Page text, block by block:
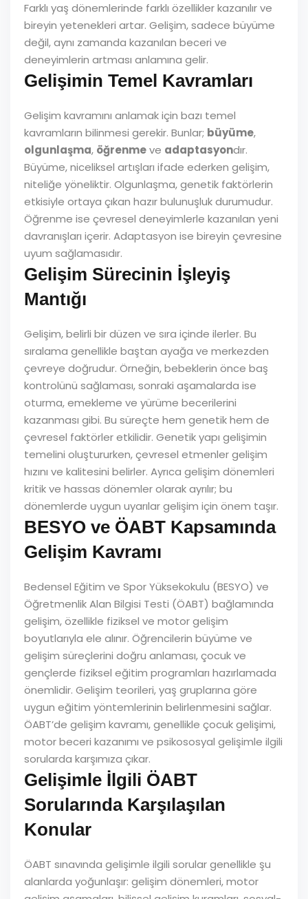
Farklı yaş dönemlerinde farklı özellikler kazanılır ve
bireyin yetenekleri artar. Gelişim, sadece büyüme
değil, aynı zamanda kazanılan beceri ve
deneyimlerin artması anlamına gelir.
Gelişimin Temel Kavramları
Gelişim kavramını anlamak için bazı temel
kavramların bilinmesi gerekir. Bunlar; büyüme,
olgunlaşma, öğrenmeve adaptasyondır.
Büyüme, niceliksel artışları ifade ederken gelişim,
niteliğe yöneliktir. Olgunlaşma, genetik faktörlerin
etkisiyle ortaya çıkan hazır bulunuşluk durumudur.
Öğrenme ise çevresel deneyimlerle kazanılan yeni
davranışları içerir. Adaptasyon ise bireyin çevresine
uyum sağlamasıdır.
Gelişim Sürecinin İşleyiş
Mantığı
Gelişim, belirli bir düzen ve sıra içinde ilerler. Bu
sıralama genellikle baştan ayağa ve merkezden
çevreye doğrudur. Örneğin, bebeklerin önce baş
kontrolünü sağlaması, sonraki aşamalarda ise
oturma, emekleme ve yürüme becerilerini
kazanması gibi. Bu süreçte hem genetik hem de
çevresel faktörler etkilidir. Genetik yapı gelişimin
temelini oluştururken, çevresel etmenler gelişim
hızını ve kalitesini belirler. Ayrıca gelişim dönemleri
kritik ve hassas dönemler olarak ayrılır; bu
dönemlerde uygun uyarılar gelişim için önem taşır.
BESYO ve ÖABT Kapsamında
Gelişim Kavramı
Bedensel Eğitim ve Spor Yüksekokulu (BESYO) ve
Öğretmenlik Alan Bilgisi Testi (ÖABT) bağlamında
gelişim, özellikle fiziksel ve motor gelişim
boyutlarıyla ele alınır. Öğrencilerin büyüme ve
gelişim süreçlerini doğru anlaması, çocuk ve
gençlerde fiziksel eğitim programları hazırlamada
önemlidir. Gelişim teorileri, yaş gruplarına göre
uygun eğitim yöntemlerinin belirlenmesini sağlar.
ÖABT’de gelişim kavramı, genellikle çocuk gelişimi,
motor beceri kazanımı ve psikososyal gelişimle ilgili
sorularda karşımıza çıkar.
Gelişimle İlgili ÖABT
Sorularında Karşılaşılan
Konular
ÖABT sınavında gelişimle ilgili sorular genellikle şu
alanlarda yoğunlaşır: gelişim dönemleri, motor